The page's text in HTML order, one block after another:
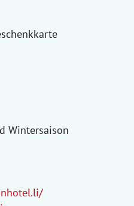
Wintersaison